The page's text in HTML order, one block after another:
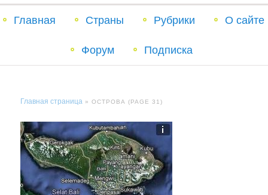
меню
Перейти
к
Перейти
к
Главная Страны Рубрики О сайте
Форум Подписка
Главная страница » ОСТРОВА (PAGE 31)